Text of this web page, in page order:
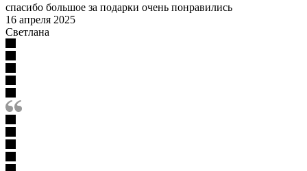
спасибо большое за подарки очень понравились
16 апреля 2025
Светлана